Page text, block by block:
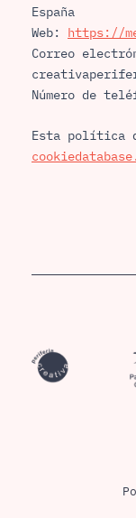
España
Web: https://
Correo
Número de
Esta política